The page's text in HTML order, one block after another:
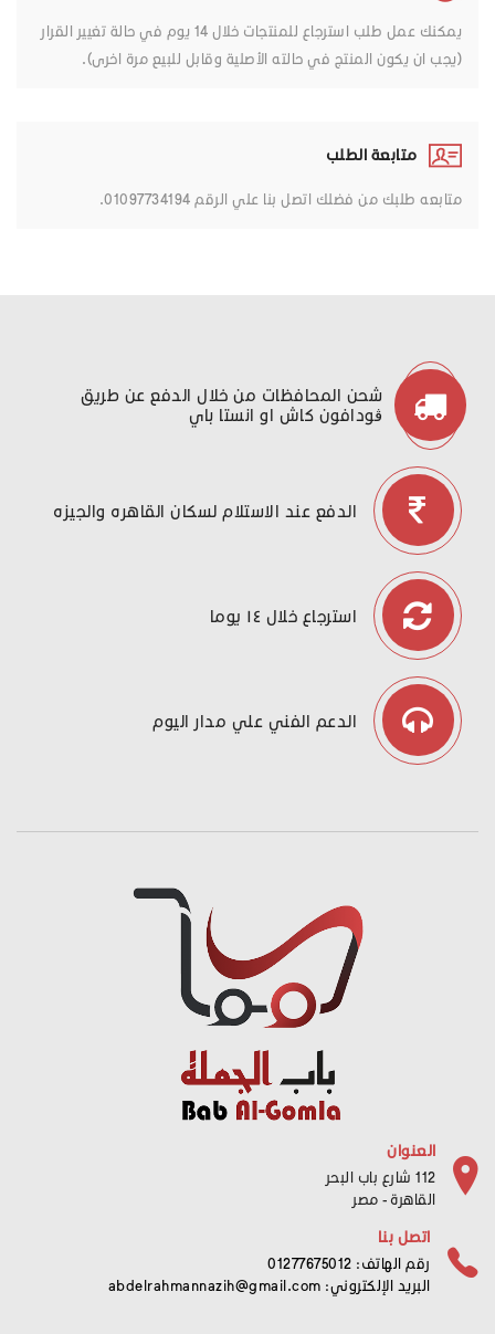
يمكنك عمل طلب استرجاع للمنتجات خلال 14 يوم في حالة تغيير القرار
(يجب ان يكون المنتج في حالته الأصلية وقابل للبيع مرة اخرى).
متابعة الطلب
متابعه طلبك من فضلك اتصل بنا علي الرقم 01097734194.
شحن المحافظات من خلال الدفع عن طريق
ڤودافون كاش او انستا باي
الدفع عند الاستلام لسكان القاهره والجيزه
استرجاع خلال ١٤ يوما
الدعم الفني علي مدار اليوم
العنوان
112 شارع باب البحر
القاهرة - مصر
اتصل بنا
رقم الهاتف: 01277675012
البريد الإلكتروني: abdelrahmannazih@gmail.com